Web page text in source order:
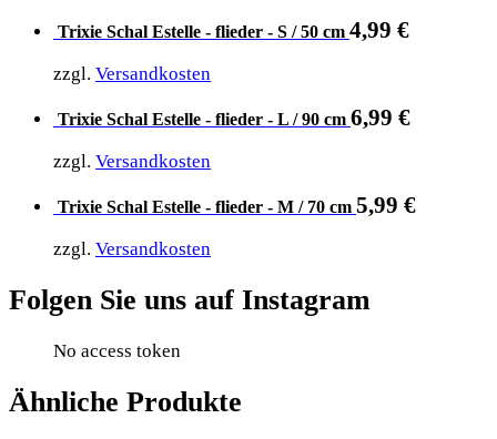
Trixie Schal Estelle - flieder - S / 50 cm 4,99 €
zzgl. Versandkosten
Trixie Schal Estelle - flieder - L / 90 cm 6,99 €
zzgl. Versandkosten
Trixie Schal Estelle - flieder - M / 70 cm 5,99 €
zzgl. Versandkosten
Folgen Sie uns auf Instagram
No access token
Ähnliche Produkte